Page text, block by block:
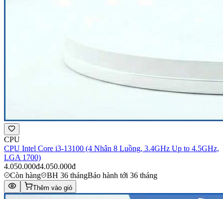
CPU
CPU Intel Core i3-13100 (4 Nhân 8 Luồng, 3.4GHz Up to 4.5GHz,
LGA 1700)
4.050.000đ4.050.000đ
Còn hàng
BH 36 thángBảo hành tới 36 tháng
Thêm vào giỏ